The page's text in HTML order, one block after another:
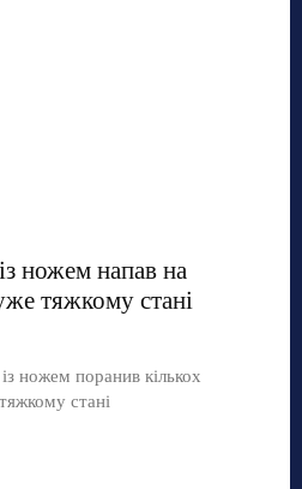
ножем напав на
тяжкому стані
ножем поранив кількох
стані